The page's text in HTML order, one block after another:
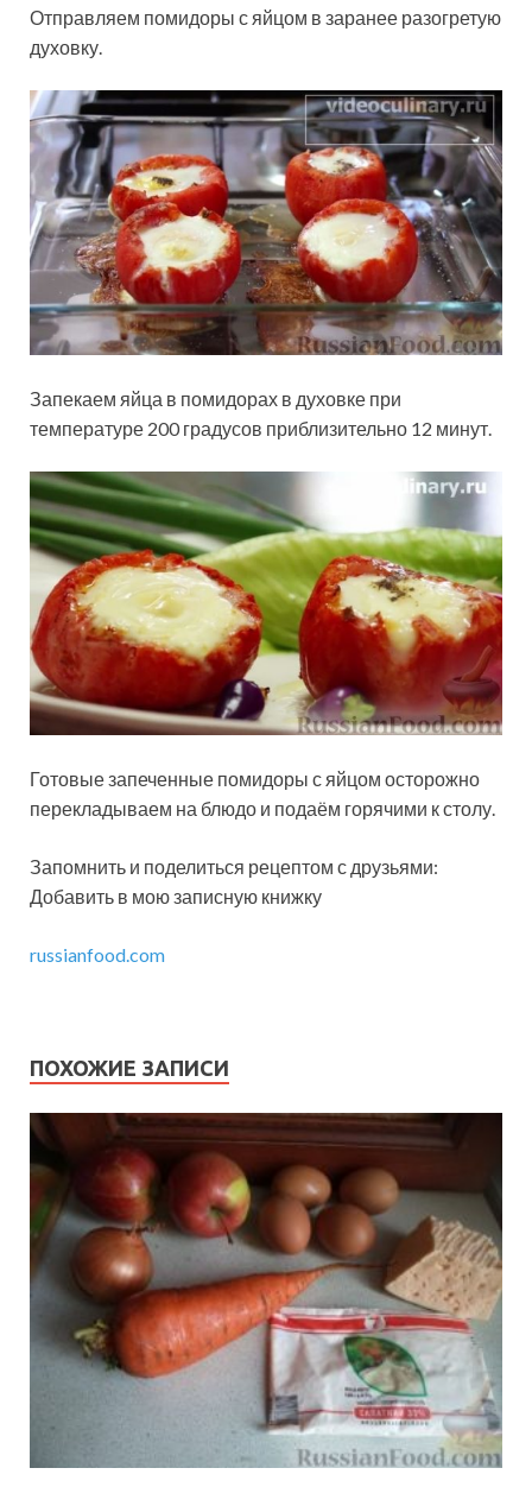
Отправляем помидоры с яйцом в заранее разогретую
духовку.
Запекаем яйца в помидорах в духовке при
температуре 200 градусов приблизительно 12 минут.
Готовые запеченные помидоры с яйцом осторожно
перекладываем на блюдо и подаём горячими к столу.
Запомнить и поделиться рецептом с друзьями:
Добавить в мою записную книжку
russianfood.com
ПОХОЖИЕ ЗАПИСИ